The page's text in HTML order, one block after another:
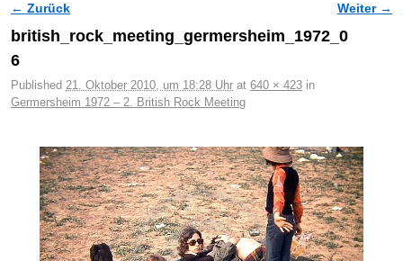
Bilder-Navigation
← Zurück Weiter →
british_rock_meeting_germersheim_1972_0
6
Published 21. Oktober 2010, um 18:28 Uhr at 640 × 423 in
Germersheim 1972 – 2. British Rock Meeting